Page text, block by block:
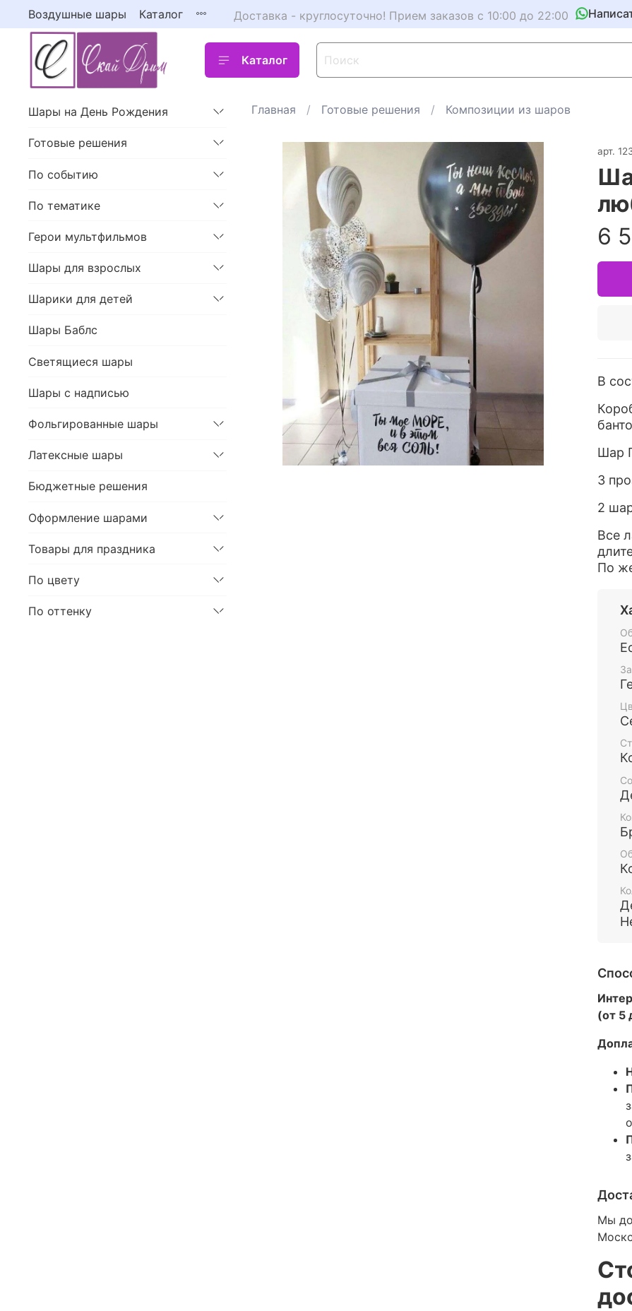
Воздушные шары Каталог Доставка - круглосуточно! Прием заказов с 10:00 до 22:00
Каталог
Главная Готовые решения Композиции из шаров
арт.
6
В
Шар
3
2
Все
По
(от 5
Мы
Шары на День Рождения
Готовые решения
По событию
По тематике
Герои мультфильмов
Шары для взрослых
Шарики для детей
Шары Баблс
Светящиеся шары
Шары с надписью
Фольгированные шары
Латексные шары
Бюджетные решения
Оформление шарами
Товары для праздника
По цвету
По оттенку